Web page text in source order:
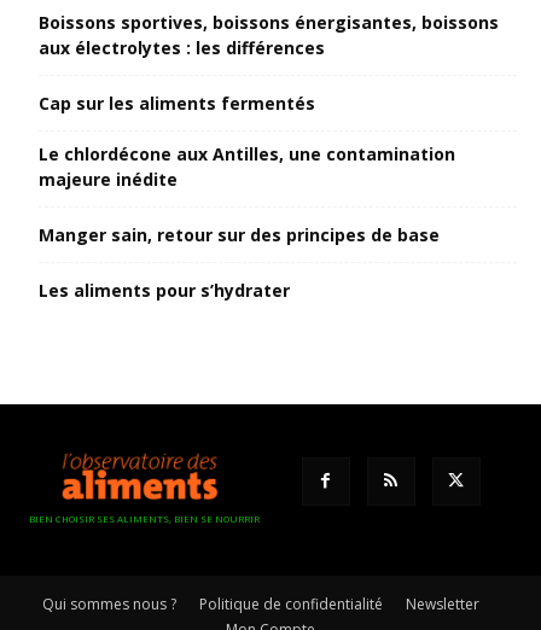
Boissons sportives, boissons énergisantes, boissons
aux électrolytes : les différences
Cap sur les aliments fermentés
Le chlordécone aux Antilles, une contamination
majeure inédite
Manger sain, retour sur des principes de base
Les aliments pour s’hydrater
BIEN CHOISIR SES ALIMENTS, BIEN SE NOURRIR
Qui sommes nous ? Politique de confidentialité
Newsletter